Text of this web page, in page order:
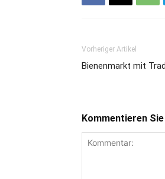
Vorheriger Artikel
Bienenmarkt mit
Kommentieren